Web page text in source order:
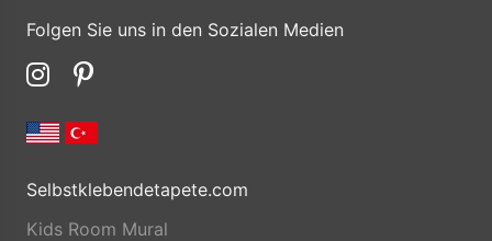
Folgen Sie uns in den Sozialen Medien
Selbstklebendetapete.com
Kids Room Mural